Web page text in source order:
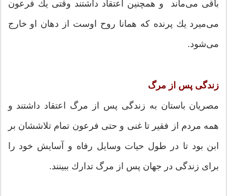
باقی می‌ماند و همچنین اعتقاد داشتند وقتی یك فرعون
می‌میرد یك پرنده كه همانا روح اوست از دهان او خارج
می‌شود.
زندگى پس از مرگ
مصریان باستان به زندگی پس از مرگ اعتقاد داشتند و
همه مردم از فقیر تا غنی و حتی فرعون تمام تلاششان بر
ابن بود تا در طول حیات وسایل رفاه و آسایش خود را
برای زندگی در جهان پس از مرگ تدارك ببینند.